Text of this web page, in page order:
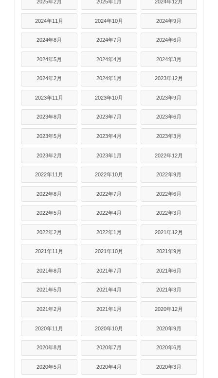
2025年2月 2025年1月 2024年12月
2024年11月 2024年10月 2024年9月
2024年8月 2024年7月 2024年6月
2024年5月 2024年4月 2024年3月
2024年2月 2024年1月 2023年12月
2023年11月 2023年10月 2023年9月
2023年8月 2023年7月 2023年6月
2023年5月 2023年4月 2023年3月
2023年2月 2023年1月 2022年12月
2022年11月 2022年10月 2022年9月
2022年8月 2022年7月 2022年6月
2022年5月 2022年4月 2022年3月
2022年2月 2022年1月 2021年12月
2021年11月 2021年10月 2021年9月
2021年8月 2021年7月 2021年6月
2021年5月 2021年4月 2021年3月
2021年2月 2021年1月 2020年12月
2020年11月 2020年10月 2020年9月
2020年8月 2020年7月 2020年6月
2020年5月 2020年4月 2020年3月